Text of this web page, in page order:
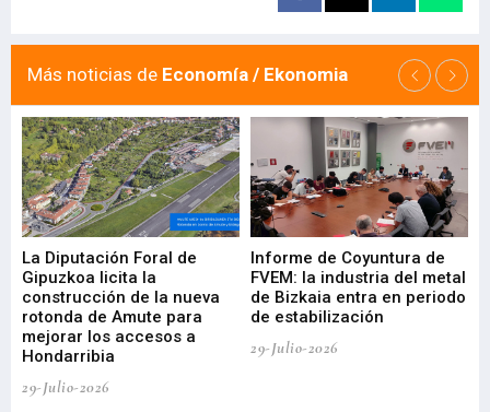
Más noticias de Economía / Ekonomia
La Diputación Foral de
Gipuzkoa licita la
construcción de la nueva
rotonda de Amute para
mejorar los accesos a
Hondarribia
29-Julio-2026
Informe de Coyuntura de
FVEM: la industria del metal
de Bizkaia entra en periodo
de estabilización
29-Julio-2026